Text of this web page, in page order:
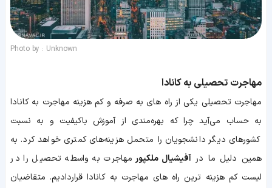
Photo by : Unknown
مهاجرت تحصیلی به کانادا
مهاجرت تحصیلی یکی از راه ‌های به ‌صرفه و کم‌ هزینه مهاجرت به کانادا
به ‌حساب می‌آید چرا که بهره‌مندی از آموزش باکیفیت و به نسبت
کشورهای دیگر دانشجویان را متحمل هزینه‌های کمتری خواهد کرد. به
همین دلیل ما در آفیشیال ملکپورمهاجرت به ‌واسطه تحصیل را در
لیست کم‌ هزینه‌ ترین راه‌ های مهاجرت به کانادا قراردادیم. متقاضیان